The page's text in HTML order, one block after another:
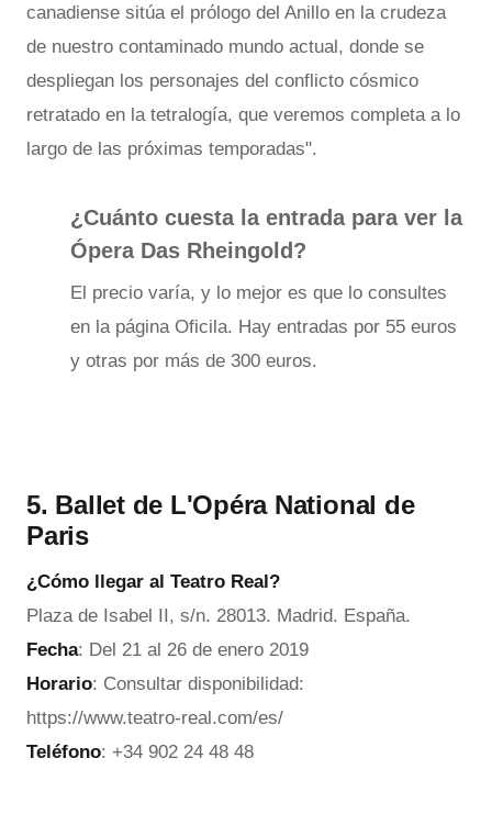
canadiense sitúa el prólogo del Anillo en la crudeza
de nuestro contaminado mundo actual, donde se
despliegan los personajes del conflicto cósmico
retratado en la tetralogía, que veremos completa a lo
largo de las próximas temporadas".
¿Cuánto cuesta la entrada para ver la
Ópera Das Rheingold?
El precio varía, y lo mejor es que lo consultes
en la página Oficila. Hay entradas por 55 euros
y otras por más de 300 euros.
5. Ballet de L'Opéra National de
Paris
¿Cómo llegar al Teatro Real?
Plaza de Isabel II, s/n. 28013. Madrid. España.
Fecha: Del 21 al 26 de enero 2019
Horario: Consultar disponibilidad:
https://www.teatro-real.com/es/
Teléfono: +34 902 24 48 48